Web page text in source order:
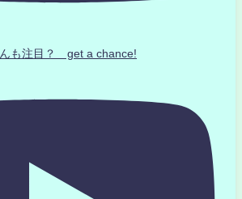
も注目？ get a chance!